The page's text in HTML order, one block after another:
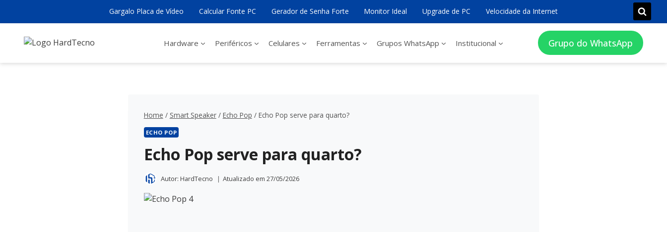
Conteúdo
Gargalo Placa de Vídeo Calcular Fonte PC Gerador de Senha Forte Monitor Ideal Upgrade de PC Velocidade da Internet
Hardware Periféricos Celulares Ferramentas Grupos WhatsApp Institucional Grupo do WhatsApp
Home / Smart Speaker / Echo Pop / Echo Pop serve para quarto?
ECHO POP
Echo Pop serve para quarto?
Autor: HardTecno Atualizado em 27/05/2026